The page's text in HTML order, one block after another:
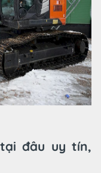
đâu uy tín,